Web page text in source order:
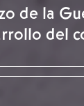
de la
del